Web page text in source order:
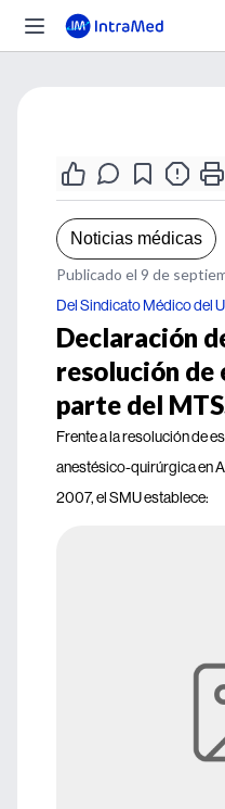
Noticias médicas
Publicado el 9 de
Del Sindicato Médico del
Declaración
resolución de
parte del
Frente a la resolución de
anestésico-quirúrgica en
2007, el SMU establece: